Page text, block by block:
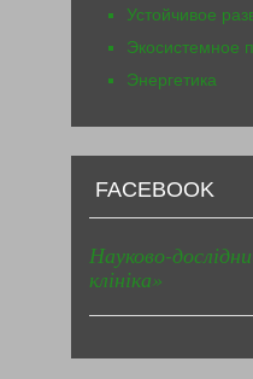
Устойчивое
Экосистемное
Энергетика
FACEBOOK
Науково-
клініка»